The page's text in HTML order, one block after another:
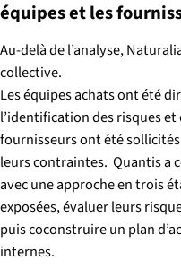
équipes et les
Au-delà de l’analyse,
collective.
Les équipes achats ont été
l’identification des risques
fournisseurs ont été
leurs contraintes. Quantis a
avec une approche en trois
exposées, évaluer leurs
puis coconstruire un plan
internes.